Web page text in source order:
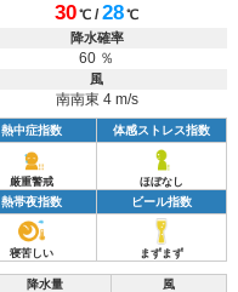
30℃ /28℃
降水確率
60 ％
風
南南東 4 m/s
熱中症指数 体感ストレス指数
厳重警戒 ほぼなし
熱帯夜指数 ビール指数
寝苦しい まずまず
降水量 風